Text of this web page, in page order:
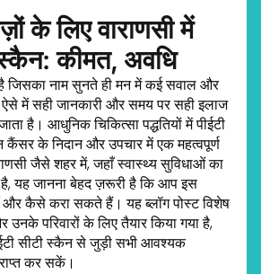
के लिए वाराणसी में
स्कैन: कीमत, अवधि
जिसका नाम सुनते ही मन में कई सवाल और
में सही जानकारी और समय पर सही इलाज
है। आधुनिक चिकित्सा पद्धतियों में पीईटी
के निदान और उपचार में एक महत्वपूर्ण
जैसे शहर में, जहाँ स्वास्थ्य सुविधाओं का
है, यह जानना बेहद ज़रूरी है कि आप इस
और कैसे करा सकते हैं। यह ब्लॉग पोस्ट विशेष
परिवारों के लिए तैयार किया गया है,
सीटी स्कैन से जुड़ी सभी आवश्यक
कर सकें।